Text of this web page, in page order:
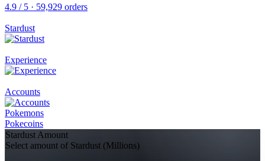
4.9 / 5 · 59,929 orders
Stardust
Experience
Accounts
Pokemons
Pokecoins
Stardust Amount
Select amount of Stardust (Millions)